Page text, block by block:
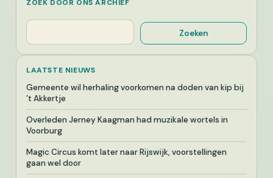
ZOEK DOOR ONS ARCHIEF
Zoeken
Zoeken
LAATSTE NIEUWS
Gemeente wil herhaling voorkomen na doden van kip bij
’t Akkertje
Overleden Jerney Kaagman had muzikale wortels in
Voorburg
Magic Circus komt later naar Rijswijk, voorstellingen
gaan wel door